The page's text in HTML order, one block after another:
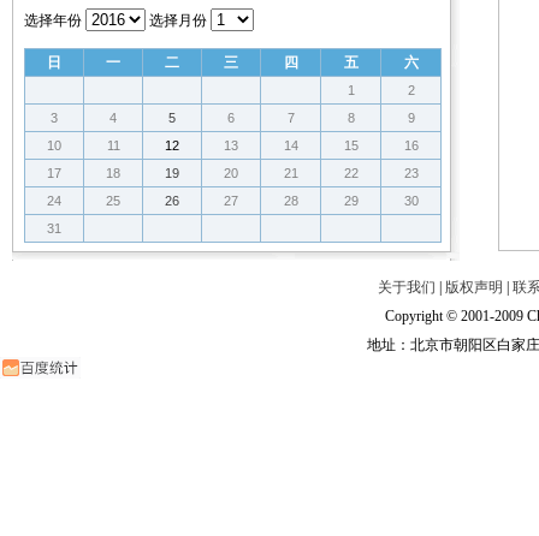
选择年份 选择月份
日 一 二 三 四 五 六
1
2
3
4 5 6 7 8
9
10
11 12 13 14 15
16
17
18 19 20 21 22
23
24
25 26 27 28 29
30
31
关于我们 版权声明
联
Copyright © 2001-2009
地址：北京市朝阳区白家